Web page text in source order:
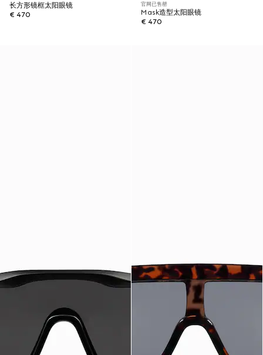
长方形镜框太阳眼镜
€ 470
官网已售罄
Mask造型太阳眼镜
€ 470